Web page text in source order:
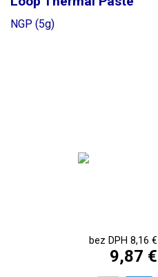
NGP (5g)
bez DPH 8,16 €
9,87 €